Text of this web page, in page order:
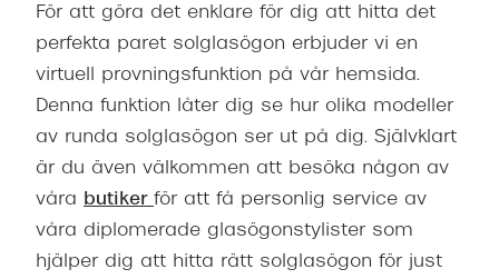
För att göra det enklare för dig att hitta det
perfekta paret solglasögon erbjuder vi en
virtuell provningsfunktion på vår hemsida.
Denna funktion låter dig se hur olika modeller
av runda solglasögon ser ut på dig. Självklart
är du även välkommen att besöka någon av
våra
butiker för att få personlig service av
våra diplomerade glasögonstylister som
hjälper dig att hitta rätt solglasögon för just